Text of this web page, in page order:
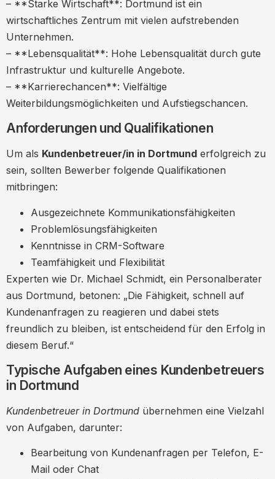
– **Starke Wirtschaft**: Dortmund ist ein
wirtschaftliches Zentrum mit vielen aufstrebenden
Unternehmen.
– **Lebensqualität**: Hohe Lebensqualität durch gute
Infrastruktur und kulturelle Angebote.
– **Karrierechancen**: Vielfältige
Weiterbildungsmöglichkeiten und Aufstiegschancen.
Anforderungen und Qualifikationen
Um als Kundenbetreuer/in in Dortmund erfolgreich zu
sein, sollten Bewerber folgende Qualifikationen
mitbringen:
Ausgezeichnete Kommunikationsfähigkeiten
Problemlösungsfähigkeiten
Kenntnisse in CRM-Software
Teamfähigkeit und Flexibilität
Experten wie Dr. Michael Schmidt, ein Personalberater
aus Dortmund, betonen: „Die Fähigkeit, schnell auf
Kundenanfragen zu reagieren und dabei stets
freundlich zu bleiben, ist entscheidend für den Erfolg in
diesem Beruf.“
Typische Aufgaben eines Kundenbetreuers
in Dortmund
Kundenbetreuer in Dortmund übernehmen eine Vielzahl
von Aufgaben, darunter:
Bearbeitung von Kundenanfragen per Telefon, E-
Mail oder Chat